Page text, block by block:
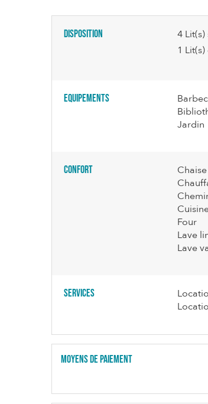
Disposition 4
1
Equipements
Jardin
Confort
Four
Lave
Lave
Services
Moyens de paiement